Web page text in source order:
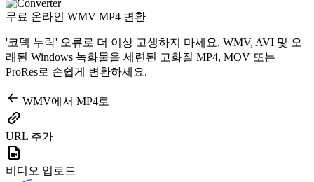
무료 온라인 WMV MP4 변환
'코덱 누락' 오류로 더 이상 고생하지 마세요. WMV, AVI 및 오
래된 Windows 녹화물을 세련된 고화질 MP4, MOV 또는
ProRes로 손쉽게 변환하세요.
WMV에서 MP4로
URL 추가
비디오 업로드